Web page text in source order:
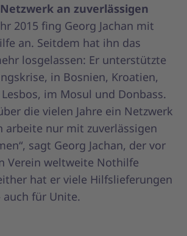
an zuverlässigen
2015 fing Georg Jachan mit
an. Seitdem hat ihn das
losgelassen: Er unterstützte
in Bosnien, Kroatien,
im Mosul und Donbass.
die vielen Jahre ein Netzwerk
arbeite nur mit zuverlässigen
sagt Georg Jachan, der vor
Verein weltweite Nothilfe
hat er viele Hilfslieferungen
für Unite.